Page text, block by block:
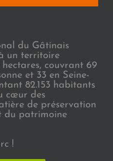
du Gâtinais
un territoire
hectares, couvrant 69
et 33 en Seine-
82.153 habitants
cœur des
de préservation
du patrimoine
!